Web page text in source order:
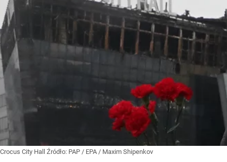
Crocus City Hall Źródło: PAP / EPA / Maxim Shipenkov